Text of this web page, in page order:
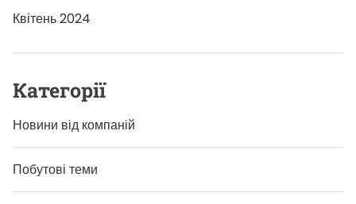
Квітень 2024
Категорії
Новини від компаній
Побутові теми